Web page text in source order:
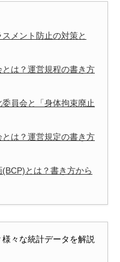
メント防止の対策と
とは？運営規程の書き方
員会と「身体拘束廃止
は？運営規定の書き方
とは？書き方から
々な統計データを解説